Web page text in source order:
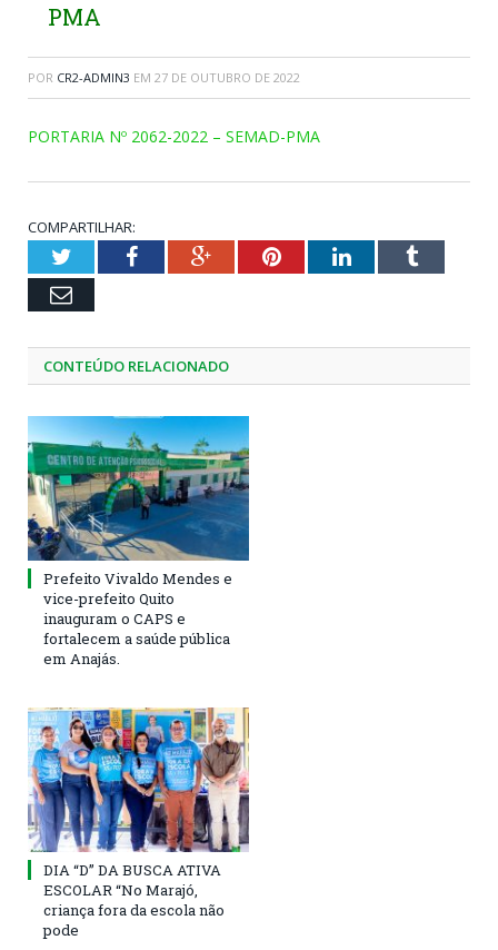
PMA
POR CR2-ADMIN3 EM 27 DE OUTUBRO DE 2022
PORTARIA Nº 2062-2022 – SEMAD-PMA
COMPARTILHAR:
TwitterFacebookGoogle+PinterestLinkedInTumblr
Email
CONTEÚDO RELACIONADO
Prefeito Vivaldo Mendes e
vice-prefeito Quito
inauguram o CAPS e
fortalecem a saúde pública
em Anajás.
DIA “D” DA BUSCA ATIVA
ESCOLAR “No Marajó,
criança fora da escola não
pode